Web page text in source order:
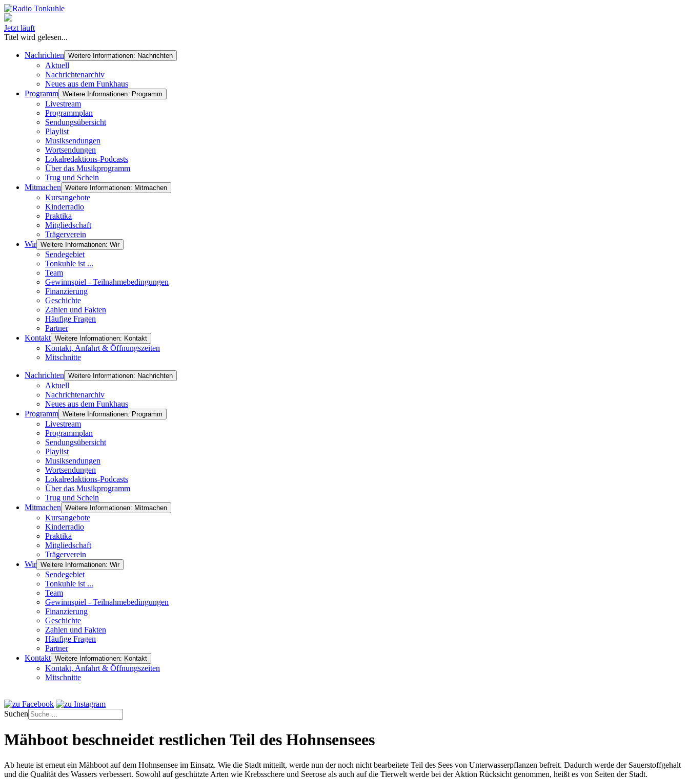
Jetzt läuft
Titel wird gelesen...
Nachrichten Weitere Informationen: Nachrichten
Aktuell
Nachrichtenarchiv
Neues aus dem Funkhaus
Programm Weitere Informationen: Programm
Livestream
Programmplan
Sendungsübersicht
Playlist
Musiksendungen
Wortsendungen
Lokalredaktions-Podcasts
Über das Musikprogramm
Trug und Schein
Mitmachen Weitere Informationen: Mitmachen
Kursangebote
Kinderradio
Praktika
Mitgliedschaft
Trägerverein
Wir Weitere Informationen: Wir
Sendegebiet
Tonkuhle ist ...
Team
Gewinnspiel - Teilnahmebedingungen
Finanzierung
Geschichte
Zahlen und Fakten
Häufige Fragen
Partner
Kontakt Weitere Informationen: Kontakt
Kontakt, Anfahrt & Öffnungszeiten
Mitschnitte
Nachrichten Weitere Informationen: Nachrichten
Aktuell
Nachrichtenarchiv
Neues aus dem Funkhaus
Programm Weitere Informationen: Programm
Livestream
Programmplan
Sendungsübersicht
Playlist
Musiksendungen
Wortsendungen
Lokalredaktions-Podcasts
Über das Musikprogramm
Trug und Schein
Mitmachen Weitere Informationen: Mitmachen
Kursangebote
Kinderradio
Praktika
Mitgliedschaft
Trägerverein
Wir Weitere Informationen: Wir
Sendegebiet
Tonkuhle ist ...
Team
Gewinnspiel - Teilnahmebedingungen
Finanzierung
Geschichte
Zahlen und Fakten
Häufige Fragen
Partner
Kontakt Weitere Informationen: Kontakt
Kontakt, Anfahrt & Öffnungszeiten
Mitschnitte
Suchen
Mähboot beschneidet restlichen Teil des Hohnsensees
Ab heute ist erneut ein Mähboot auf dem Hohnsensee im Einsatz. Wie die Stadt mitteilt, werde nun der noch nicht bearbeitete Teil des Sees von Unterwasserpflanzen befreit. Dadurch werde der Sauerstoffgehalt
und die Qualität des Wassers verbessert. Sowohl auf geschützte Arten wie Krebsschere und Seerose als auch auf die Tierwelt werde bei der Aktion Rücksicht genommen, heißt es von Seiten der Stadt.